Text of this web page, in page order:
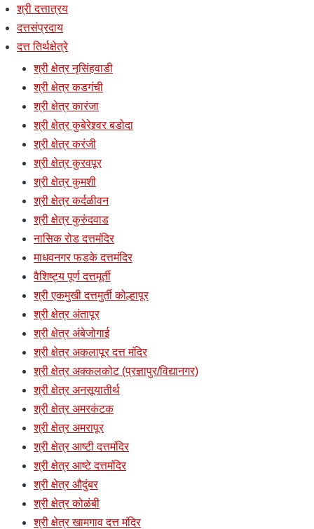
श्री दत्तात्रय
दत्तसंप्रदाय
दत्त तिर्थक्षेत्रे
श्री क्षेत्र नृसिंहवाडी
श्री क्षेत्र कडगंची
श्री क्षेत्र कारंजा
श्री क्षेत्र कुबेरेश्र्वर बडोदा
श्री क्षेत्र करंजी
श्री क्षेत्र कुरवपूर
श्री क्षेत्र कुमशी
श्री क्षेत्र कर्दळीवन
श्री क्षेत्र कुरुंदवाड
नासिक रोड दत्तमंदिर
माधवनगर फडके दत्तमंदिर
वैशिष्ट्य पूर्ण दत्तमूर्ती
श्री एकमुखी दत्तमुर्ती कोल्हापूर
श्री क्षेत्र अंतापूर
श्री क्षेत्र अंबेजोगाई
श्री क्षेत्र अकलापूर दत्त मंदिर
श्री क्षेत्र अक्कलकोट (प्रज्ञापुर/विद्यानगर)
श्री क्षेत्र अनसूयातीर्थ
श्री क्षेत्र अमरकंटक
श्री क्षेत्र अमरापूर
श्री क्षेत्र आष्टी दत्तमंदिर
श्री क्षेत्र आष्टे दत्तमंदिर
श्री क्षेत्र औदुंबर
श्री क्षेत्र कोळंबी
श्री क्षेत्र खामगाव दत्त मंदिर